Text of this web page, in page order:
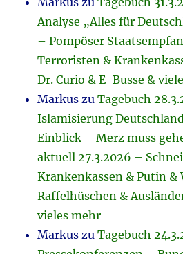
Analyse „Alles für
– Pompöser
Terroristen &
Dr. Curio & E-Busse &
Markus zuTagebuch
Islamisierung
Einblick – Merz muss
aktuell 27.3.2026 –
Krankenkassen & Putin &
Raffelhüschen &
vieles mehr
Markus zuTagebuch